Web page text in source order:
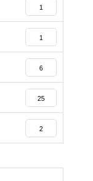
1
1
6
25
2